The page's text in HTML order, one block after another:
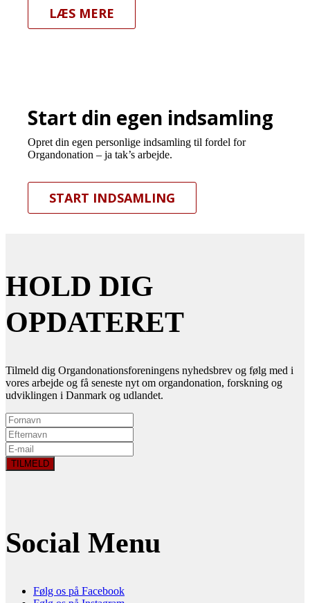
LÆS MERE
Start din egen indsamling
Opret din egen personlige indsamling til fordel for
Organdonation – ja tak’s arbejde.
START INDSAMLING
HOLD DIG
OPDATERET
Tilmeld dig Organdonationsforeningens nyhedsbrev og følg med i
vores arbejde og få seneste nyt om organdonation, forskning og
udviklingen i Danmark og udlandet.
Social Menu
Følg os på Facebook